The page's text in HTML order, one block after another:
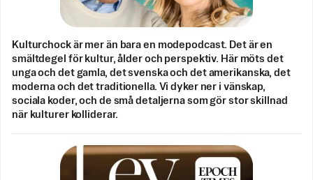
Kulturchock är mer än bara en modepodcast. Det är en
smältdegel för kultur, ålder och perspektiv. Här möts det
unga och det gamla, det svenska och det amerikanska, det
moderna och det traditionella. Vi dyker ner i vänskap,
sociala koder, och de små detaljerna som gör stor skillnad
när kulturer kolliderar.